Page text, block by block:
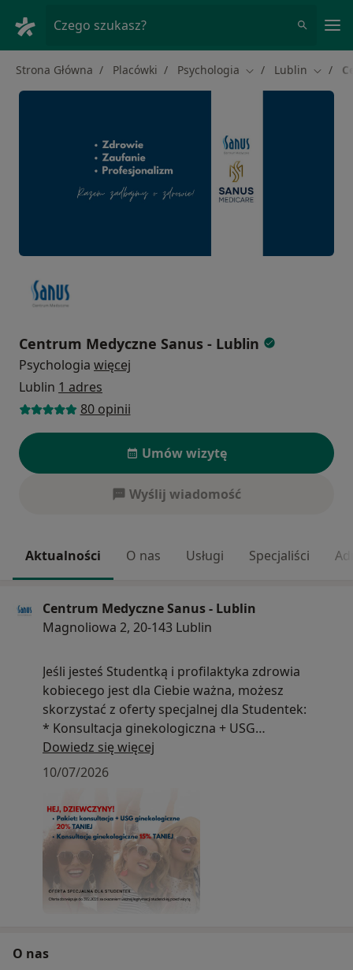
Czego szukasz?
Strona Główna Placówki Psychologia Zmień miasto
Lublin Zmień
Centrum Medyczne Sanus - Lublin
Psychologia więcej
Lublin 1 adres
80 opinii
Umów wizytę
Wyślij wiadomość
Aktualności O nas Usługi Specjaliści
Centrum Medyczne Sanus - Lublin
Magnoliowa 2, 20-143 Lublin
Jeśli jesteś Studentką i profilaktyka zdrowia
kobiecego jest dla Ciebie ważna, możesz
skorzystać z oferty specjalnej dla Studentek:
* Konsultacja ginekologiczna + USG
ginekologiczne 20% TANIEJ w pakiecie
* Konsultacja ginekologiczna 15% TANIEJ
Oferta obowiązuje do 31.12.2026, za okazaniem
ważnej legitymacji studenckiej w rejestracji, przed
wizytą. Promocja jest dedykowana wszystkim
Studentkom do 26 r.ż., niezależnie od uczelni.
Dowiedz się więcej
10/07/2026
O nas